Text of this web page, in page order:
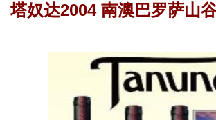
塔奴达2004 南澳巴罗萨山